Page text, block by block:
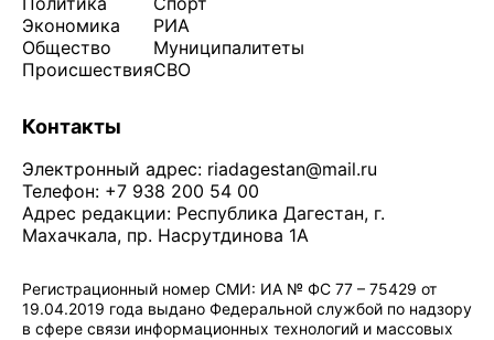
Экономика
Общество
Происшествия
РИА
Муниципалитеты
СВО
Контакты
Электронный адрес: riadagestan@mail.ru
Телефон: +7 938 200 54 00
Адрес редакции: Республика Дагестан, г.
Махачкала, пр. Насрутдинова 1А
Регистрационный номер СМИ: ИА № ФС 77 – 75429 от
19.04.2019 года выдано Федеральной службой по надзору
в сфере связи информационных технологий и массовых